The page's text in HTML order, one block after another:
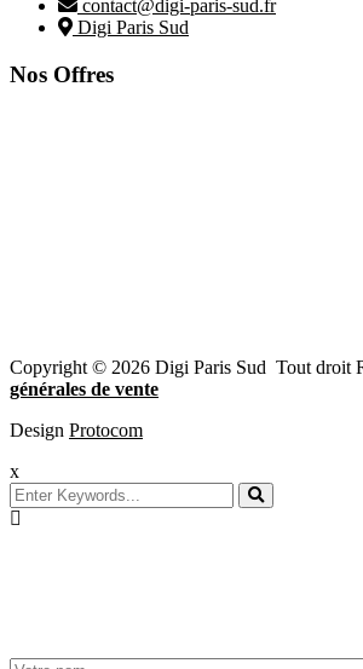
contact@digi-paris-sud.fr
Digi Paris Sud
Nos Offres
Copyright © 2026 Digi Paris Sud Tout droit
générales de vente
Design Protocom
x